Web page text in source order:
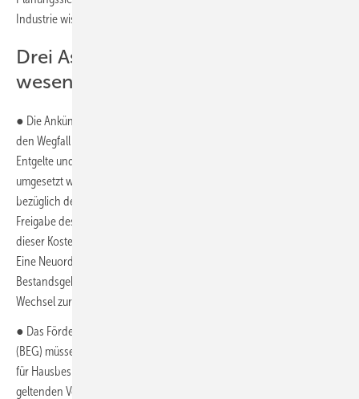
Industrie wissen, worauf sie sich einstellen müssen.“
Drei Aspekte sind für den BWP dafür
wesentlich:
● Die Ankündigung aus dem Koalitionsvertrag, den Strompreis durch
den Wegfall der EEG-Umlage und eine Neuordnung der Steuern,
Entgelte und Umlage deutlich zu entlasten, müsse unverzüglich
umgesetzt werden – zudem sollten Verbraucher mehr Transparenz
bezüglich der
Freigabe des nationalen Emissionshandelssystems ab 2027 werde
dieser Kostenfaktor für Heizöl und Erdgas stark ins Gewicht fallen.
Eine Neuordnung des Energiepreisgefüges bilde in vielen
Bestandsgebäuden die Grundlage für den wirtschaftlich sinnvollen
Wechsel zur Wärmepumpe.
● Das Förderregime der Bundesförderung für effiziente Gebäude
(BEG) müsse zügig an die neuen Vorgaben angepasst werden, damit
für Hausbesitzer schon jetzt ein Anreiz geschaffen wird, die ab 2025
geltenden Vorgaben zu erfüllen.